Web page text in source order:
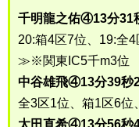
千明龍之佑④13分31
20:箱4区7位、19:全
≫※関東IC5千m3位
中谷雄飛④13分39秒
全3区1位、箱1区6
太田直希④13分56秒